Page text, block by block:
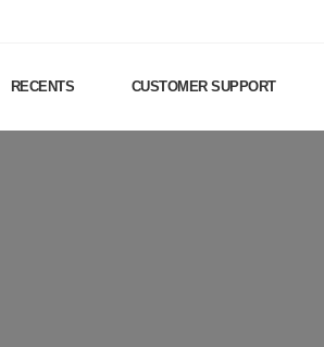
RECENTS CUSTOMER SUPPORT